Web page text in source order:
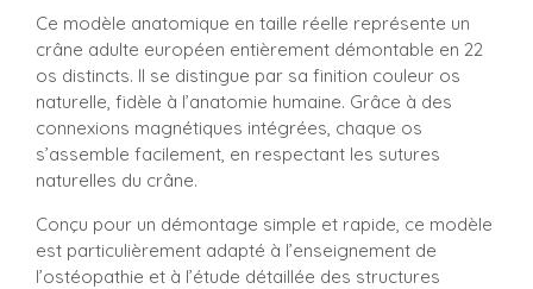
Ce modèle anatomique en taille réelle représente un
crâne adulte européen entièrement démontable en 22
os distincts. Il se distingue par sa finition couleur os
naturelle, fidèle à l’anatomie humaine. Grâce à des
connexions magnétiques intégrées, chaque os
s’assemble facilement, en respectant les sutures
naturelles du crâne.
Conçu pour un démontage simple et rapide, ce modèle
est particulièrement adapté à l’enseignement de
l’ostéopathie et à l’étude détaillée des structures